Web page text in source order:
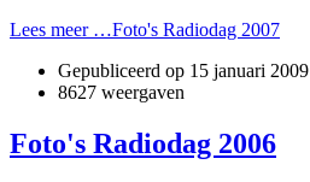
Lees meer …Foto's Radiodag 2007
Gepubliceerd op 15 januari 2009
8627 weergaven
Foto's Radiodag 2006